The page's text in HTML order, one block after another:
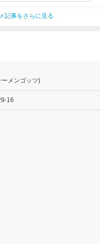
記事をさらに見る
ーメンゴッツ)
16